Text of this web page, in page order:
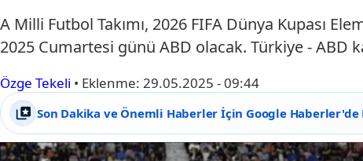
A Milli Futbol Takımı, 2026 FIFA Dünya Kupası
2025 Cumartesi günü ABD olacak. Türkiye - ABD
Özge Tekeli • Eklenme: 29.05.2025 - 09:44
Son Dakika ve Önemli Haberler İçin Google Haberler'de